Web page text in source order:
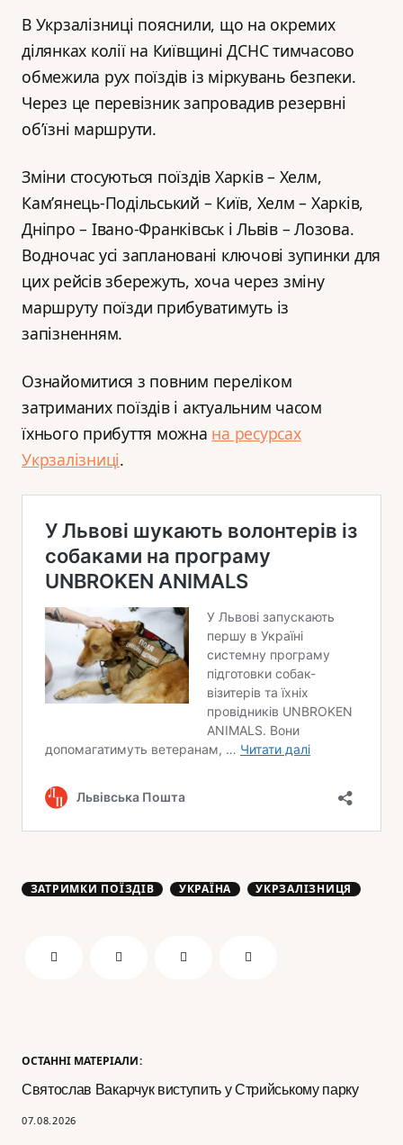
ОСТАННІ МАТЕРІАЛИ:
Святослав Вакарчук виступить у Стрийському парку
07.08.2026
В Укрзалізниці пояснили, що на окремих
ділянках колії на Київщині ДСНС тимчасово
обмежила рух поїздів із міркувань безпеки.
Через це перевізник запровадив резервні
об’їзні маршрути.
Зміни стосуються поїздів Харків – Хелм,
Кам’янець-Подільський – Київ, Хелм – Харків,
Дніпро – Івано-Франківськ і Львів – Лозова.
Водночас усі заплановані ключові зупинки для
цих рейсів збережуть, хоча через зміну
маршруту поїзди прибуватимуть із
запізненням.
Ознайомитися з повним переліком
затриманих поїздів і актуальним часом
їхнього прибуття можна на ресурсах
Укрзалізниці.
ЗАТРИМКИ ПОЇЗДІВ УКРАЇНА УКРЗАЛІЗНИЦЯ